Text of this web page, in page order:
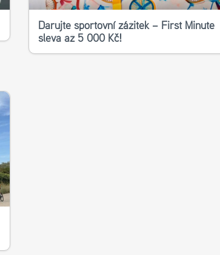
Darujte sportovní zážitek – First Minute
sleva až 5 000 Kč!